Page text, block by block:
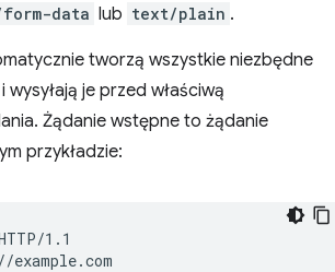
data lub text/plain .
tworzą wszystkie niezbędne
je przed właściwą
Żądanie wstępne to żądanie
przykładzie:
1.1